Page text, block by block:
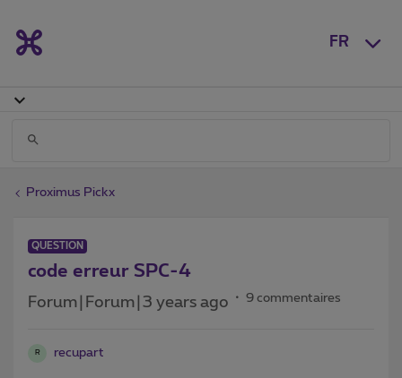
FR
Proximus Pickx
QUESTION
code erreur SPC-4
Forum|Forum|3 years ago 9 commentaires
R recupart